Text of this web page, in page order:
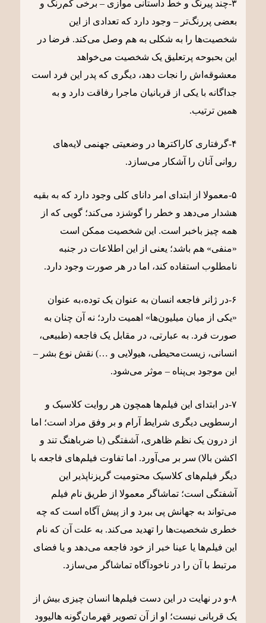
۳-چند پیرنگ و خط داستانی موازی – برخی کم‌رنگ و
بعضی پررنگ‌تر – وجود دارد که تعدادی از این
شخصیت‌ها را به شکلی به هم وصل می‌کند. فرضا در
این بحبوحه پرتعلیق یک شخصیت می‌خواهد
معشوقه‌اش را نجات دهد، دیگری که پدر این فرد است
جداگانه با یکی از قربانیان ماجرا رفاقت دارد و به
همین ترتیب.
۴-گرفتاری کاراکترها در وضعیتی جهنمی لایه‌های
روانی آنان را آشکار می‌سازد.
۵-معمولا از ابتدای امر دانای کلی وجود دارد که به بقیه
هشدار می‌دهد و خطر را گوشزد می‌کند؛ گویی که از
همه چیز باخبر است. این شخصیت ممکن است
«منفی» هم باشد؛ یعنی از این اطلاعات در جنبه
نامطلوب استفاده کند، اما در هر صورت وجود دارد.
۶-در ژانر فاجعه انسان به عنوان یک توده،به عنوان
«یکی از میان میلیون‌ها» اهمیت دارد؛ نه آن چنان به
صورت فرد. به عبارتی، در مقابل یک فاجعه (طبیعی،
انسانی، زیست‌محیطی، هیولایی و …) نقش نوع بشر –
این موجود بی‌پناه – موثر می‌شود.
۷-در ابتدای این فیلم‌ها همچون هر روایت کلاسیک و
ارسطویی دیگری شرایط آرام و بر وفق مراد است؛ اما
از درون یک نظم ظاهری، آشفتگی (با ضرباهنگ تند و
اکشن بالا) سر بر می‌آورد. اما تفاوت فیلم‌های فاجعه با
دیگر فیلم‌های کلاسیک محتومیت گریزناپذیر این
آشفتگی است؛ تماشاگر معمولا از طریق نام فیلم
می‌تواند به جهانش پی ببرد و از پیش آگاه است که چه
خطری شخصیت‌ها را تهدید می‌کند. به علت آن که نام
این فیلم‌ها یا عینا خبر از خود فاجعه می‌دهد و یا فضای
مرتبط با آن را در ناخودآگاه تماشاگر می‌سازد.
۸-و در نهایت در این دست فیلم‌ها انسان چیزی بیش از
یک قربانی نیست؛ او از آن تصویر قهرمان‌گونه هالیوود